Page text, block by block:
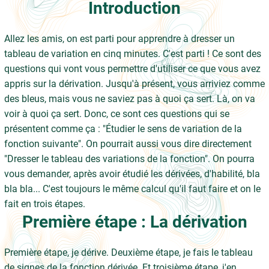
Introduction
Allez les amis, on est parti pour apprendre à dresser un
tableau de variation en cinq minutes. C'est parti ! Ce sont des
questions qui vont vous permettre d'utiliser ce que vous avez
appris sur la dérivation. Jusqu'à présent, vous arriviez comme
des bleus, mais vous ne saviez pas à quoi ça sert. Là, on va
voir à quoi ça sert. Donc, ce sont ces questions qui se
présentent comme ça : "Étudier le sens de variation de la
fonction suivante". On pourrait aussi vous dire directement
"Dresser le tableau des variations de la fonction". On pourra
vous demander, après avoir étudié les dérivées, d'habilité, bla
bla bla... C'est toujours le même calcul qu'il faut faire et on le
fait en trois étapes.
Première étape : La dérivation
Première étape, je dérive. Deuxième étape, je fais le tableau